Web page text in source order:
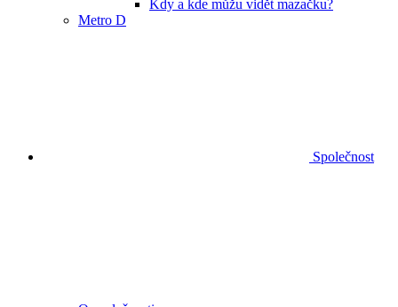
Kdy a kde můžu vidět mazačku?
Metro D
Společnost